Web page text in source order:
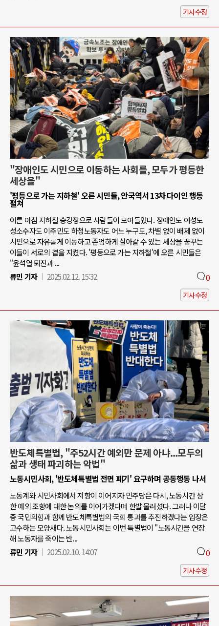
기사수정
"장애인도 시민으로 이동하는 사회를, 모두가 평등한
세상을"
'평등으로 가는 지하철' 오른 시민들, 안국역서 13차 다이인 행동
펼쳐
이른 아침 지하철 승강장으로 사람들이 모여들었다. 장애인도 여성도
성소수자도 이주민도 하청노동자도 어느 누구도, 차별 없이 배제 없이
시민으로 자유롭게 이동하고 존엄하게 살아갈 수 있는 세상을 꿈꾸는
이들이 서로의 곁을 지켰다. '평등으로 가는 지하철'에 오른 시민들은
"윤석열 퇴진과 ...
류민 기자
2025.02.12. 15:32 0
기사수정
반도체특별법, "주52시간 예외만 문제 아냐...모두의
삶과 생태 파괴하는 악법"
노동시민사회, '반도체특별법 전면 폐기' 요구하며 공동행동 나서
노동계와 시민사회에서 저항이 이어지자 민주당은 다시, 노동시간 상
한 예외 조항에 대한 논의를 이어가겠다며 한발 물러섰다. 그러나 이달
중 국민의힘과 함께 반도체특별법의 국회 통과를 추진하겠다는 입장은
고수하는 모양새다. 노동시민사회는 이번 특별법이 "노동시간을 연장
해 노동자를 죽이는 반...
류민 기자
2025.02.10. 14:07 0
기사수정